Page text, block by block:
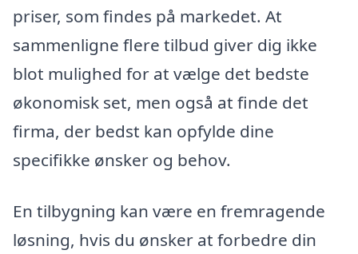
priser, som findes på markedet. At
sammenligne flere tilbud giver dig ikke
blot mulighed for at vælge det bedste
økonomisk set, men også at finde det
firma, der bedst kan opfylde dine
specifikke ønsker og behov.
En tilbygning kan være en fremragende
løsning, hvis du ønsker at forbedre din